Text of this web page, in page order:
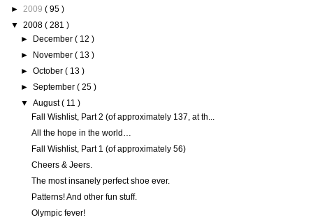
► 2009 ( 95 )
▼ 2008 ( 281 )
►
December( 12 )
►
November( 13 )
►October( 13 )
►September( 25 )
▼August( 11 )
Fall Wishlist, Part 2 (of approximately 137, at th...
All the hope in the world…
Fall Wishlist, Part 1 (of approximately 56)
Cheers & Jeers.
The most insanely perfect shoe ever.
Patterns! And other fun stuff.
Olympic fever!